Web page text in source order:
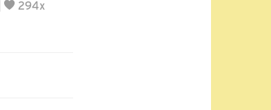
294x